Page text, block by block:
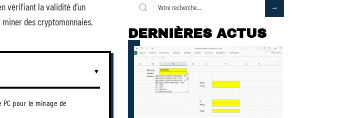
vérifiant la validité d’un
des cryptomonnaies.
pour le minage de
DERNIÈRES ACTUS